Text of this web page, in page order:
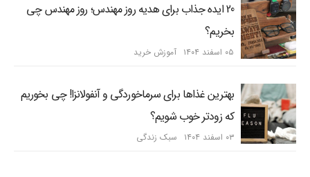
20 ایده جذاب برای هدیه روز مهندس؛ روز مهندس چی
بخریم؟
۰۵ اسفند ۱۴۰۴ آموزش خرید
بهترین غذاها برای سرماخوردگی و آنفولانزا! چی بخوریم
که زودتر خوب شویم؟
۰۳ اسفند ۱۴۰۴ سبک زندگی